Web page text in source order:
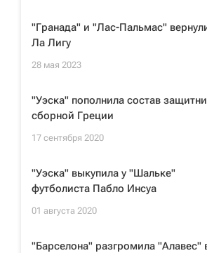
"Гранада" и "Лас-Пальмас"
Ла Лигу
28 мая 2023
"Уэска" пополнила состав
сборной Греции
17 сентября 2020
"Уэска" выкупила у "Шальке"
футболиста Пабло Инсуа
01 августа 2020
"Барселона" разгромила "Алавес"